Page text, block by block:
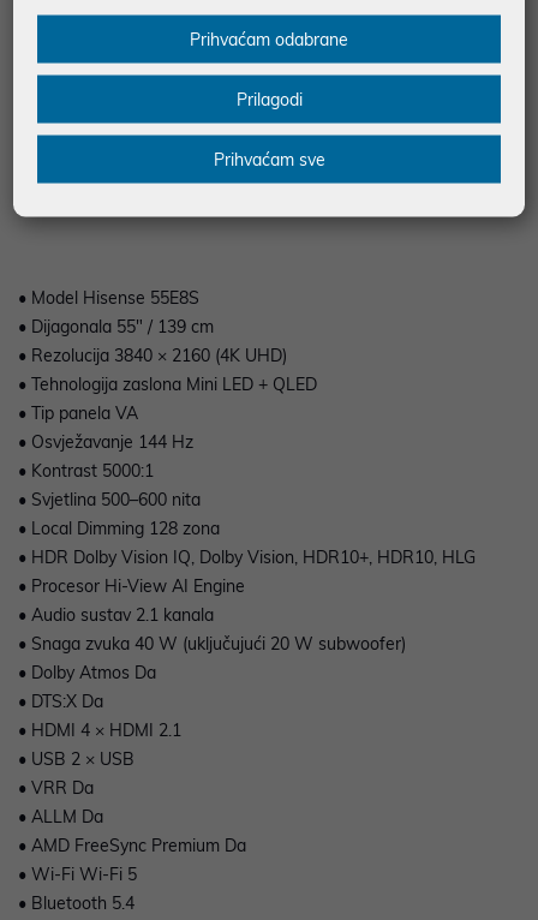
Hisense 55E8S je premium 55-inčni Mini LED QLED televizor
namijenjen korisnicima koji žele vrhunsku kvalitetu slike za
filmove, sport i gaming. Kombinacija Mini LED pozadinskog
osvjetljenja, Quantum Dot tehnologije i 144 Hz panela pruža
izniman kontrast, visoku svjetlinu i vrlo glatki prikaz pokreta.
Dolby Vision IQ, Dolby Atmos i HDMI 2.1 podrška čine ga
odličnim izborom za PlayStation 5, Xbox Series X i kućno kino.
• Model Hisense 55E8S
• Dijagonala 55" / 139 cm
• Rezolucija 3840 × 2160 (4K UHD)
• Tehnologija zaslona Mini LED + QLED
• Tip panela VA
• Osvježavanje 144 Hz
• Kontrast 5000:1
• Svjetlina 500–600 nita
• Local Dimming 128 zona
• HDR Dolby Vision IQ, Dolby Vision, HDR10+, HDR10, HLG
• Procesor Hi-View AI Engine
• Audio sustav 2.1 kanala
• Snaga zvuka 40 W (uključujući 20 W subwoofer)
• Dolby Atmos Da
• DTS:X Da
• HDMI 4 × HDMI 2.1
• USB 2 × USB
• VRR Da
• ALLM Da
• AMD FreeSync Premium Da
• Wi-Fi Wi-Fi 5
• Bluetooth 5.4
Prihvaćam odabrane
Prilagodi
Prihvaćam sve